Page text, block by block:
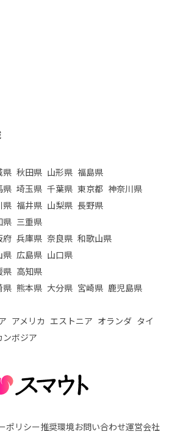
県 秋田県 山形県 福島県
県 埼玉県 千葉県 東京都 神奈川県
県 福井県 山梨県 長野県
県 三重県
府 兵庫県 奈良県 和歌山県
県 広島県 山口県
県 高知県
県 熊本県 大分県 宮崎県 鹿児島県
アメリカ エストニア オランダ タイ
ンボジア
ポリシー推奨環境お問い合わせ運営会社